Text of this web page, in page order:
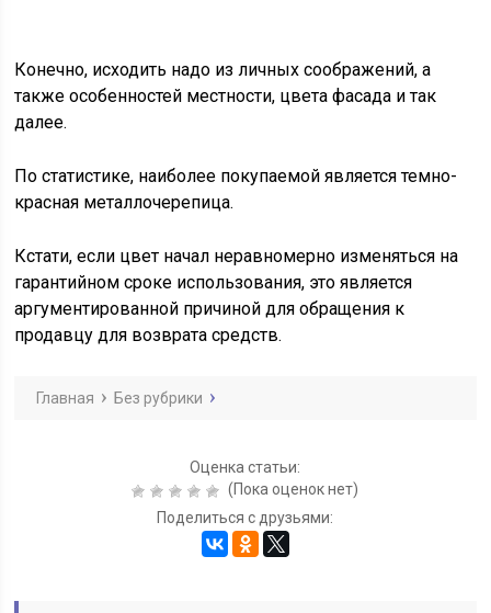
Конечно, исходить надо из личных соображений, а
также особенностей местности, цвета фасада и так
далее.
По статистике, наиболее покупаемой является темно-
красная металлочерепица.
Кстати, если цвет начал неравномерно изменяться на
гарантийном сроке использования, это является
аргументированной причиной для обращения к
продавцу для возврата средств.
Главная Без рубрики
Оценка статьи:
(Пока оценок нет)
Поделиться с друзьями: